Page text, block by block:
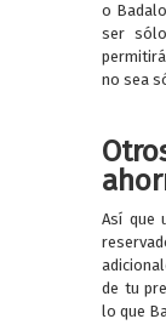
o
ser
no sea
Así que
de tu
lo que